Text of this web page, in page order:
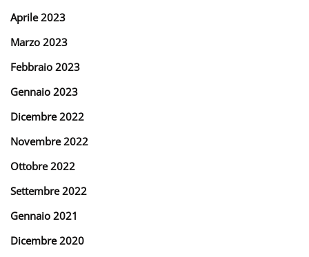
Aprile 2023
Marzo 2023
Febbraio 2023
Gennaio 2023
Dicembre 2022
Novembre 2022
Ottobre 2022
Settembre 2022
Gennaio 2021
Dicembre 2020